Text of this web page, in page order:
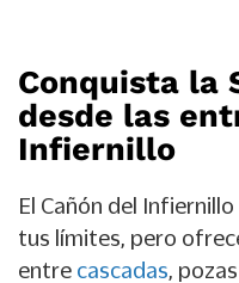
Conquista la
desde las
Infiernillo
El Cañón del
tus límites, pero
entre cascadas ,